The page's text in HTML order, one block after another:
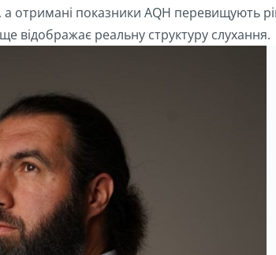
а отримані показники AQH перевищують
відображає реальну структуру слухання.